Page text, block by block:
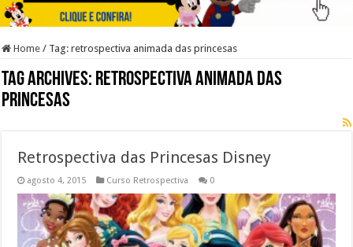
Home / Tag:retrospectiva animada das princesas
Tag Archives: retrospectiva animada das
princesas
Retrospectiva das Princesas Disney
agosto 4, 2015 Curso Retrospectiva 0